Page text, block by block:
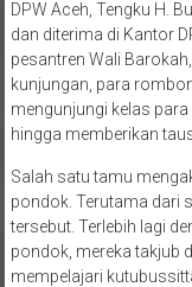
dan diterima di Kantor
pesantren Wali
kunjungan, para
mengunjungi kelas
hingga memberikan
pondok. Terutama dari
tersebut. Terlebih lagi
pondok, mereka takjub
mempelajari
kutubussittah hanya